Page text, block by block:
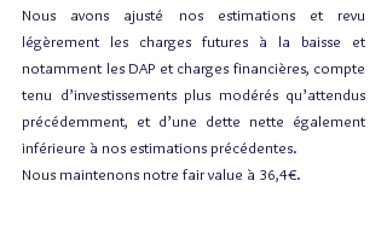
Nous avons ajusté nos estimations et revu
légèrement les charges futures à la baisse et
notamment les DAP et charges financières, compte
tenu d’investissements plus modérés qu’attendus
précédemment, et d’une dette nette également
inférieure à nos estimations précédentes.
Nous maintenons notre fair value à 36,4€.